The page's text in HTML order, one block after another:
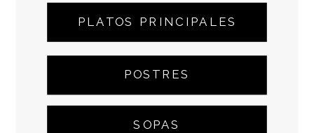
PLATOS PRINCIPALES
POSTRES
SOPAS